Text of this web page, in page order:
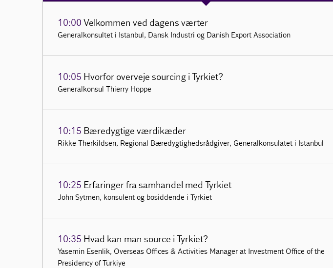
10:00 Velkommen ved dagens værter
Generalkonsultet i Istanbul, Dansk Industri og Danish Export Association
10:05 Hvorfor overveje sourcing i Tyrkiet?
Generalkonsul Thierry Hoppe
10:15 Bæredygtige værdikæder
Rikke Therkildsen, Regional Bæredygtighedsrådgiver, Generalkonsulatet i Istanbul
10:25 Erfaringer fra samhandel med Tyrkiet
John Sytmen, konsulent og bosiddende i Tyrkiet
10:35 Hvad kan man source i Tyrkiet?
Yasemin Esenlik, Overseas Offices & Activities Manager at Investment Office of the
Presidency of Türkiye